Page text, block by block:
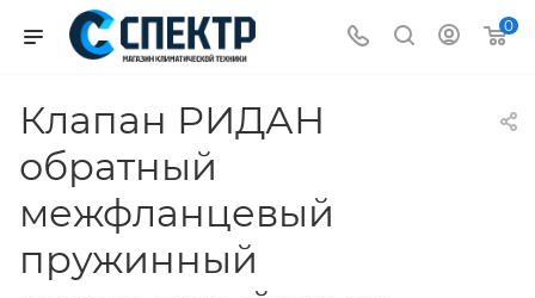
0
Клапан РИДАН
обратный
межфланцевый
пружинный